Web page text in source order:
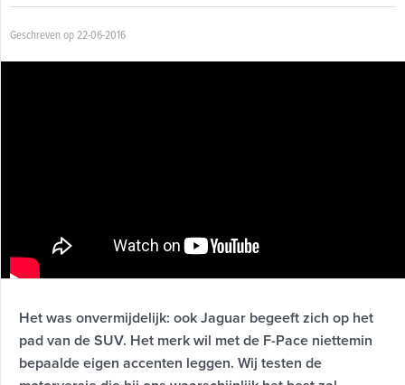
Geschreven op 22-06-2016
Het was onvermijdelijk: ook Jaguar begeeft zich op het
pad van de SUV. Het merk wil met de F-Pace niettemin
bepaalde eigen accenten leggen. Wij testen de